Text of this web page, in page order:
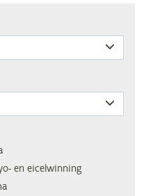
en eicelwinning